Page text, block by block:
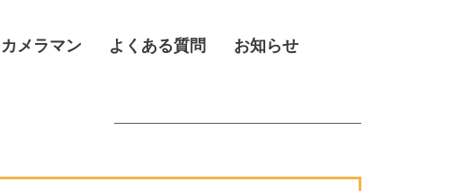
カメラマン よくある質問 お知らせ